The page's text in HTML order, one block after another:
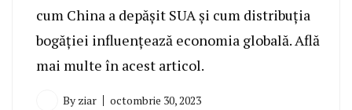
cum China a depășit SUA și cum distribuția
bogăției influențează economia globală. Află
mai multe în acest articol.
By ziar octombrie 30, 2023